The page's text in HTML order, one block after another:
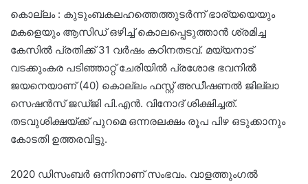
കൊല്ലം : കുടുംബകലഹത്തെത്തുടർന്ന് ഭാര്യയെയും
മകളെയും ആസിഡ് ഒഴിച്ച് കൊലപ്പെടുത്താൻ ശ്രമിച്ച
കേസിൽ പ്രതിക്ക് 31 വർഷം കഠിനതടവ്. മയ്യനാട്
വടക്കുംകര പടിഞ്ഞാറ്റ് ചേരിയിൽ പ്രശോഭ ഭവനിൽ
ജയനെയാണ്‌ (40) കൊല്ലം ഫസ്റ്റ് അഡീഷണൽ ജില്ലാ
സെഷൻസ് ജഡ്ജി പി.എൻ. വിനോദ് ശിക്ഷിച്ചത്‌.
തടവുശിക്ഷയ്ക്ക് പുറമെ ഒന്നരലക്ഷം രൂപ പിഴ ഒടുക്കാനും
കോടതി ഉത്തരവിട്ടു.
2020 ഡിസംബർ ഒന്നിനാണ്‌ സംഭവം. വാളത്തുംഗൽ